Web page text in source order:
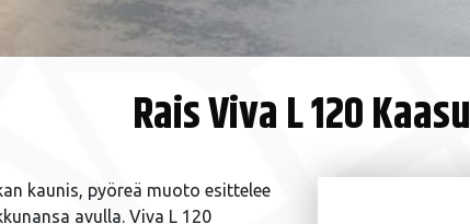
Rais Viva L 120 Kaasu
kaunis, pyöreä muoto esittelee
avulla. Viva L 120